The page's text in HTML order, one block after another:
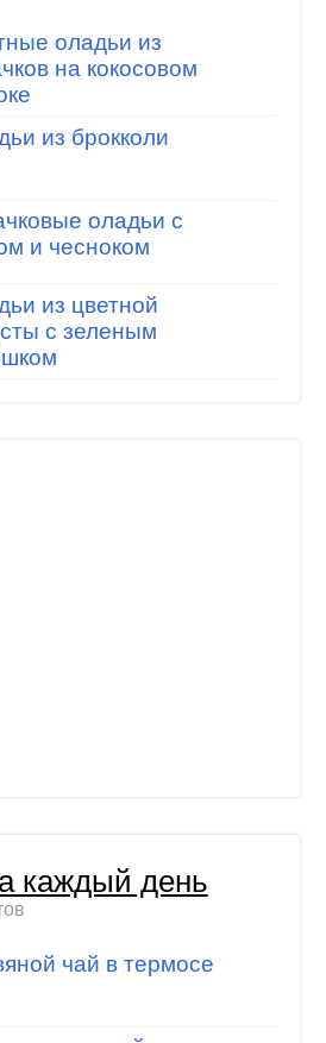
оладьи из
на кокосовом
из брокколи
оладьи с
и чесноком
из цветной
с зеленым
каждый день
чай в термосе